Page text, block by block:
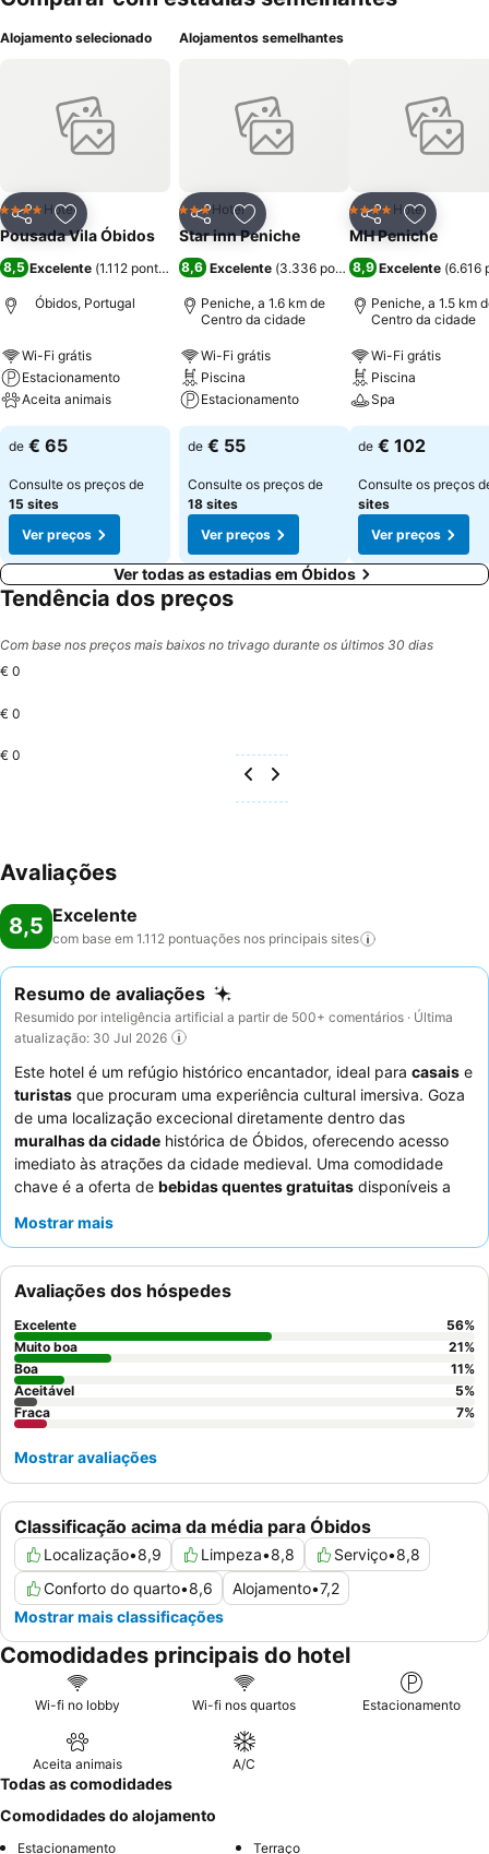
beba uma Ginjinha de Óbidos e descontraia no ambiente acolhedor
expansão da Pousada Vila de Óbidos. O segundo núcleo será
inaugurado brevemente na antiga Estalagem do Lidador, com 11
novos quartos e a apenas 150 metros de distância.
Alojamento selecionado
PartilharAdicionar aos favoritos
4 EstrelasHotel
Pousada Vila Óbidos
8,5 Excelente (1.112 pontuações)
Óbidos, Portugal
Wi-Fi grátis
Estacionamento
Aceita animais
de € 65
Consulte os preços de
15 sites
Ver preços
Alojamentos semelhantes
PartilharAdicionar aos favoritos
3 Estrelas
Hotel
Star inn Peniche
8,6 Excelente (3.336 pontuações)
Peniche, a 1.6 km de
Centro da cidade
Wi-Fi grátis
Piscina
Estacionamento
de € 55
Consulte os preços de
18 sites
Ver preços
Partilhar
4 EstrelasHotel
MH Peniche
8,9 Excelente (6.616
Peniche, a 1.5 km
Centro da cidade
Wi-Fi grátis
Piscina
Spa
de € 102
Consulte os preços
sites
Ver preços
Ver todas as estadias em Óbidos
Tendência dos preços
Com base nos preços mais baixos no trivago durante os últimos 30 dias
€ 0
€ 0
€ 0
Avaliações
8,5 Excelente
com base em 1.112 pontuações nos principais sites
Resumo de avaliações
Resumido por inteligência artificial a partir de 500+ comentários · Última
atualização: 30 Jul 2026
Este hotel é um refúgio histórico encantador, ideal para casais e
turistas que procuram uma experiência cultural imersiva. Goza
de uma localização excecional diretamente dentro das
muralhas da cidade histórica de Óbidos, oferecendo acesso
imediato às atrações da cidade medieval. Uma comodidade
chave é a oferta de bebidas quentes gratuitas disponíveis a
Os hóspedes elogiam consistentemente os
pequeno-almoço
. Para uma estadia verdadeiramente única,
considere pedir um quarto num andar superior para potenciais
vistas ou perguntar sobre um
para uma
experiência memorável.
Mostrar mais
Classificação acima da média para Óbidos
Localização•8,9 Limpeza•8,8 Serviço•8,8
Conforto do quarto•8,6 Alojamento•7,2
Mostrar mais classificações
Avaliações dos hóspedes
Excelente 56%
Muito boa
21%
Boa
11%
Aceitável
5%
Fraca
7%
Mostrar avaliações
Comodidades principais do hotel
Wi-fi no lobby Wi-fi nos quartos Estacionamento
Aceita animais A/C
Todas as comodidades
Comodidades do alojamento
Estacionamento Terraço